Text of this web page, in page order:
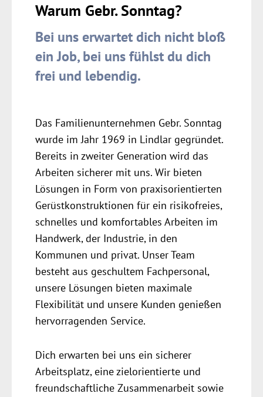
Warum Gebr. Sonntag?
Bei uns erwartet dich nicht bloß
ein Job, bei uns fühlst du dich
frei und lebendig.
Das Familien­unternehmen Gebr. Sonntag
wurde im Jahr 1969 in Lindlar gegründet.
Bereits in zweiter Generation wird das
Arbeiten sicherer mit uns. Wir bieten
Lösungen in Form von praxis­orientierten
Gerüst­konstruktionen für ein risiko­freies,
schnelles und komfortables Arbeiten im
Handwerk, der Industrie, in den
Kommunen und privat. Unser Team
besteht aus geschultem Fach­personal,
unsere Lösungen bieten maximale
Flexibilität und unsere Kunden genießen
her­vorragenden Service.
Dich erwarten bei uns ein sicherer
Arbeitsplatz, eine ziel­orientierte und
freund­schaftliche Zusammen­arbeit sowie